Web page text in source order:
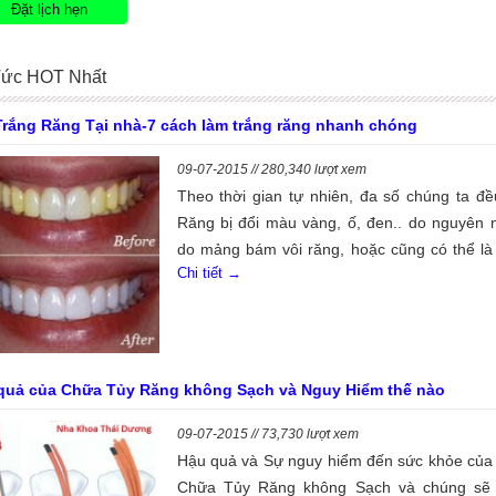
Đặt lịch hẹn
HOT Nhất
Răng Tại nhà-7 cách làm trắng răng nhanh chóng
09-07-2015 // 280,340 lượt xem
Theo thời gian tự nhiên, đa số chúng ta
Răng bị đổi màu vàng, ố, đen.. do nguyên
do mảng bám vôi răng, hoặc cũng có thể
phần xảy ra tự nhiên của quá trình Lão hóa
can thiệp để giảm tốc độ của quá trình làm
trắng răng tại nhà nhanh chóng dưới đây
thể giúp cải thiện nụ cười bị vàng ố theo
gian. Lưu Ý: Hiệu quả của điều trị Tẩy Trắng
Chi tiết →
của Chữa Tủy Răng không Sạch và Nguy Hiểm thế nào
09-07-2015 // 73,730 lượt xem
Hậu quả và Sự nguy hiểm đến sức khỏe của
Chữa Tủy Răng không Sạch và chúng sẽ